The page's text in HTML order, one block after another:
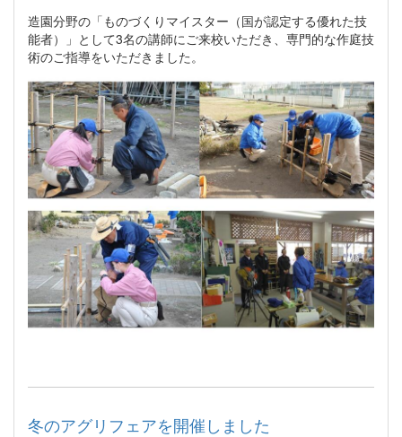
造園分野の「ものづくりマイスター（国が認定する優れた技
能者）」として3名の講師にご来校いただき、専門的な作庭技
術のご指導をいただきました。
冬のアグリフェアを開催しました